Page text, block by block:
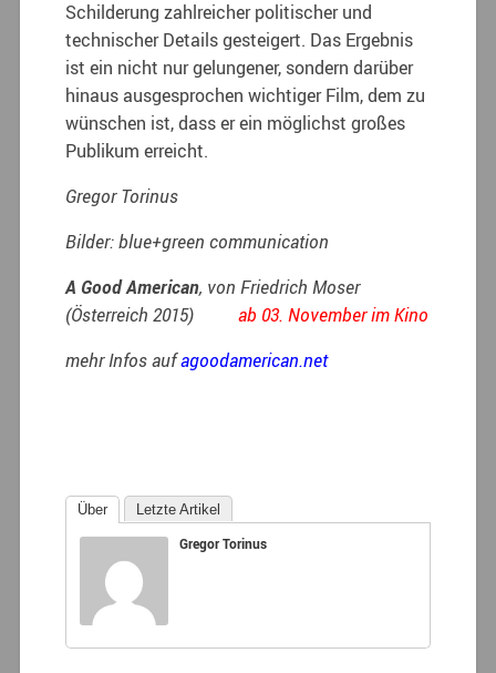
Schilderung zahlreicher politischer und
technischer Details gesteigert. Das Ergebnis
ist ein nicht nur gelungener, sondern darüber
hinaus ausgesprochen wichtiger Film, dem zu
wünschen ist, dass er ein möglichst großes
Publikum erreicht.
Gregor Torinus
Bilder: blue+green communication
A Good American, von Friedrich Moser
(Österreich 2015)
ab 03. November im Kino
mehr Infos aufagoodamerican.net
Über Letzte Artikel
Gregor Torinus